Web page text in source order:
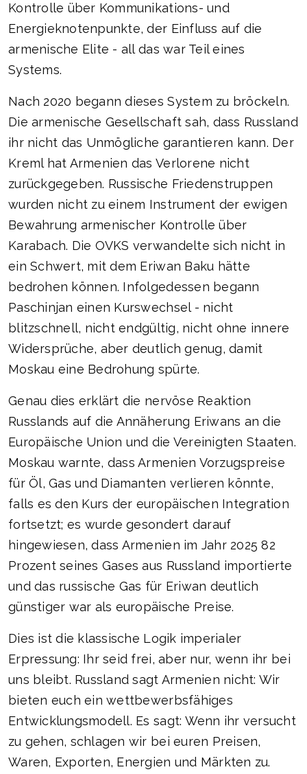
Kontrolle über Kommunikations- und
Energieknotenpunkte, der Einfluss auf die
armenische Elite - all das war Teil eines
Systems.
Nach 2020 begann dieses System zu bröckeln.
Die armenische Gesellschaft sah, dass Russland
ihr nicht das Unmögliche garantieren kann. Der
Kreml hat Armenien das Verlorene nicht
zurückgegeben. Russische Friedenstruppen
wurden nicht zu einem Instrument der ewigen
Bewahrung armenischer Kontrolle über
Karabach. Die OVKS verwandelte sich nicht in
ein Schwert, mit dem Eriwan Baku hätte
bedrohen können. Infolgedessen begann
Paschinjan einen Kurswechsel - nicht
blitzschnell, nicht endgültig, nicht ohne innere
Widersprüche, aber deutlich genug, damit
Moskau eine Bedrohung spürte.
Genau dies erklärt die nervöse Reaktion
Russlands auf die Annäherung Eriwans an die
Europäische Union und die Vereinigten Staaten.
Moskau warnte, dass Armenien Vorzugspreise
für Öl, Gas und Diamanten verlieren könnte,
falls es den Kurs der europäischen Integration
fortsetzt; es wurde gesondert darauf
hingewiesen, dass Armenien im Jahr 2025 82
Prozent seines Gases aus Russland importierte
und das russische Gas für Eriwan deutlich
günstiger war als europäische Preise.
Dies ist die klassische Logik imperialer
Erpressung: Ihr seid frei, aber nur, wenn ihr bei
uns bleibt. Russland sagt Armenien nicht: Wir
bieten euch ein wettbewerbsfähiges
Entwicklungsmodell. Es sagt: Wenn ihr versucht
zu gehen, schlagen wir bei euren Preisen,
Waren, Exporten, Energien und Märkten zu.